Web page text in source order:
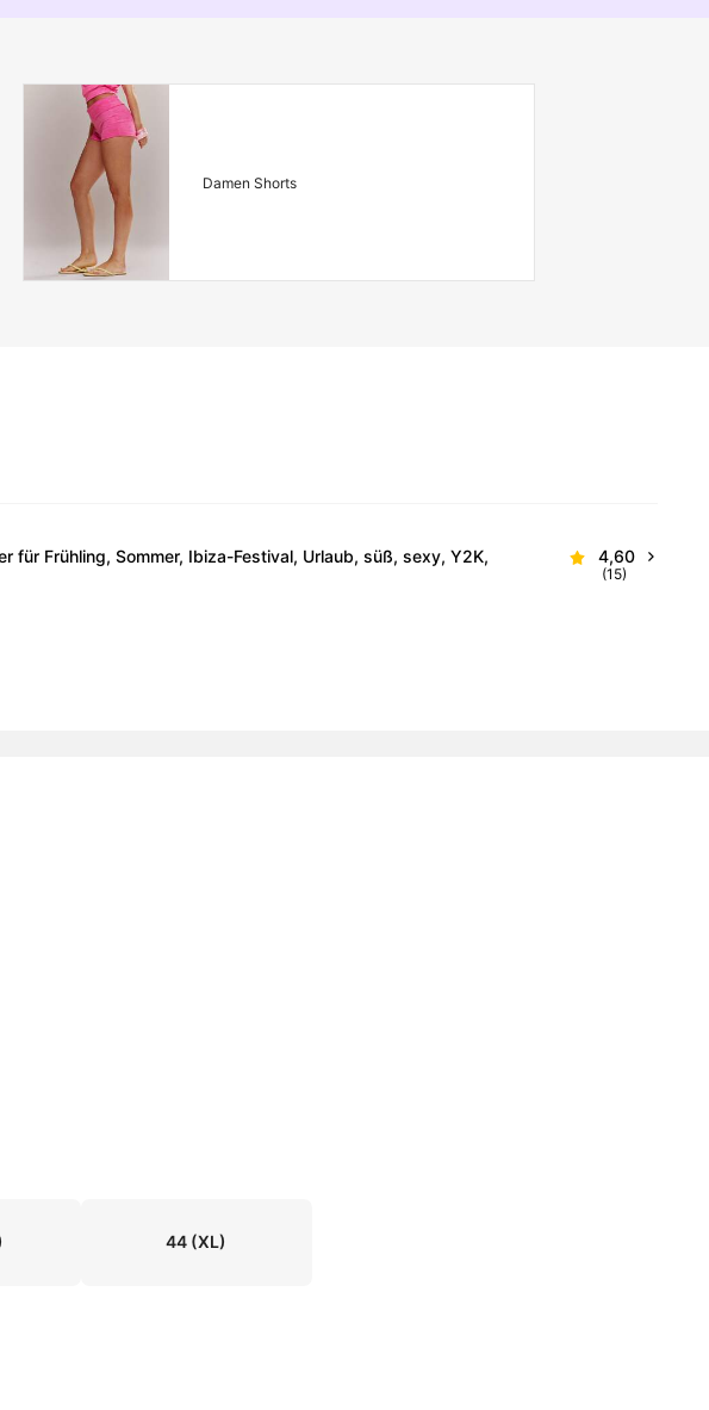
Damen Shorts
für Frühling, Sommer, Ibiza-Festival, Urlaub, süß, sexy, Y2K,
4,60
(15)
44 (XL)